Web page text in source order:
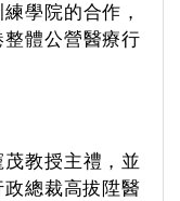
學院的合作，
體公營醫療行
教授主禮，並
總裁高拔 陞醫